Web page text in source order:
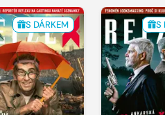
S DÁRKEM S